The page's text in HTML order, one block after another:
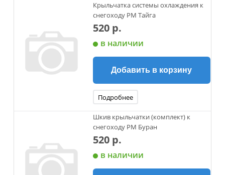
Крыльчатка системы охлаждения к
снегоходу РМ Тайга
520 р.
в наличии
Добавить в корзину
Подробнее
Шкив крыльчатки (комплект) к
снегоходу РМ Буран
520 р.
в наличии